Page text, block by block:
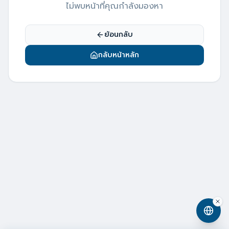
ไม่พบหน้าที่คุณกำลังมองหา
ย้อนกลับ
กลับหน้าหลัก